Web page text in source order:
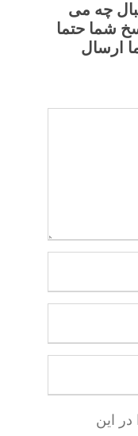
چه می
شما حتما
ارسال
در این